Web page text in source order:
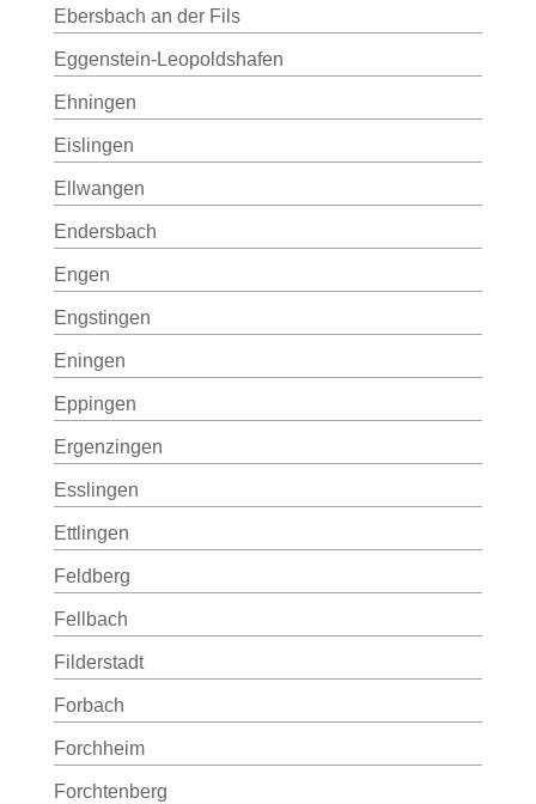
Ebersbach an der Fils
Eggenstein-Leopoldshafen
Ehningen
Eislingen
Ellwangen
Endersbach
Engen
Engstingen
Eningen
Eppingen
Ergenzingen
Esslingen
Ettlingen
Feldberg
Fellbach
Filderstadt
Forbach
Forchheim
Forchtenberg